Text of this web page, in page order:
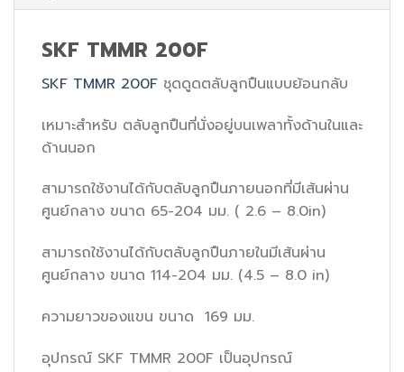
SKF TMMR 200F
SKF TMMR 200F ชุดดูดตลับลูกปืนแบบย้อนกลับ
เหมาะสำหรับ ตลับลูกปืนที่นั่งอยู่บนเพลาทั้งด้านในและ
ด้านนอก
สามารถใช้งานได้กับตลับลูกปืนภายนอกที่มีเส้นผ่าน
ศูนย์กลาง ขนาด 65-204 มม. ( 2.6 – 8.0in)
สามารถใช้งานได้กับตลับลูกปืนภายในมีเส้นผ่าน
ศูนย์กลาง ขนาด 114-204 มม. (4.5 – 8.0 in)
ความยาวของแขน ขนาด 169 มม.
อุปกรณ์ SKF TMMR 200F เป็นอุปกรณ์